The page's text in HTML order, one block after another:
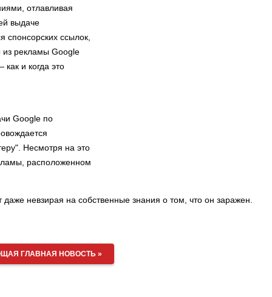
отлавливая
выдаче
спонсорских ссылок,
из рекламы Google
и когда это
Google по
Несмотря на это
расположенном
невзирая на собственные знания о том, что он заражен.
ГЛАВНАЯ НОВОСТЬ »